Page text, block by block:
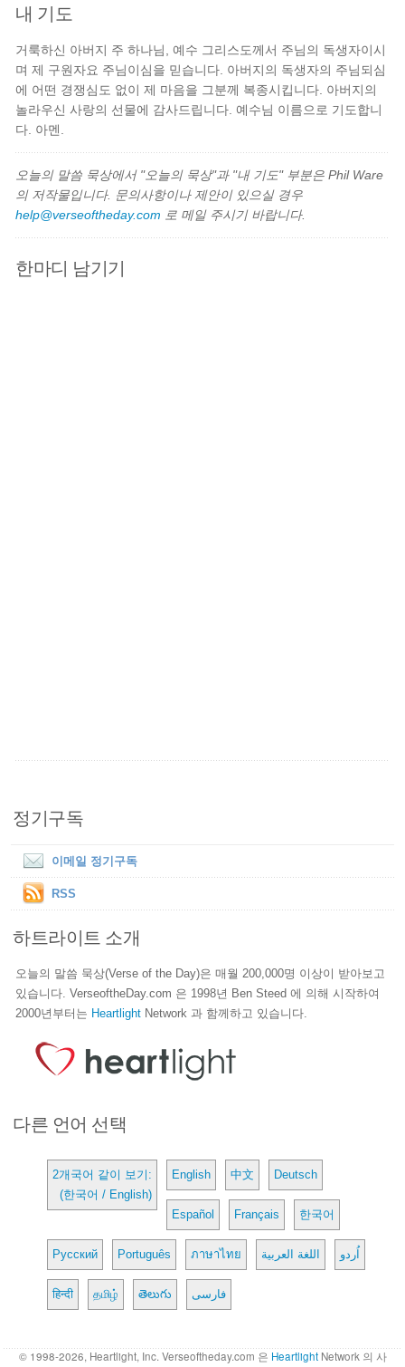
내 기도
거룩하신 아버지 주 하나님, 예수 그리스도께서 주님의 독생자이시
며 제 구원자요 주님이심을 믿습니다. 아버지의 독생자의 주님되심
에 어떤 경쟁심도 없이 제 마음을 그분께 복종시킵니다. 아버지의
놀라우신 사랑의 선물에 감사드립니다. 예수님 이름으로 기도합니
다. 아멘.
오늘의 말씀 묵상에서 "오늘의 묵상"과 "내 기도" 부분은 Phil Ware
의 저작물입니다. 문의사항이나 제안이 있으실 경우
help@verseoftheday.com 로 메일 주시기 바랍니다.
한마디 남기기
정기구독
이메일 정기구독
RSS
하트라이트 소개
오늘의 말씀 묵상(Verse of the Day)은 매월 200,000명 이상이 받아보고
있습니다. VerseoftheDay.com 은 1998년 Ben Steed 에 의해 시작하여
2000년부터는 Heartlight Network 과 함께하고 있습니다.
다른 언어 선택
2개국어 같이 보기:
(한국어 / English)
English 中文 Deutsch
Español Français 한국어
Русский Português ภาษาไทย اللغة العربية اُردو
हिन्दी தமிழ் తెలుగు فارسی
© 1998-2026, Heartlight, Inc. Verseoftheday.com 은 Heartlight Network 의 사